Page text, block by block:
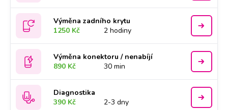
Výměna zadního krytu
1250 Kč
2 hodiny
Výměna konektoru / nenabíjí
890 Kč
30 min
Diagnostika
390 Kč
2-3 dny